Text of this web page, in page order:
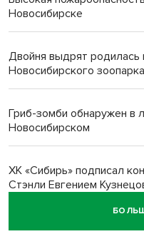
Новосибирске
Двойня выдрят родилась
Новосибирского зоопарка
Гриб-зомби обнаружен в
Новосибирском
ХК «Сибирь» подписал
Стэнли Евгением